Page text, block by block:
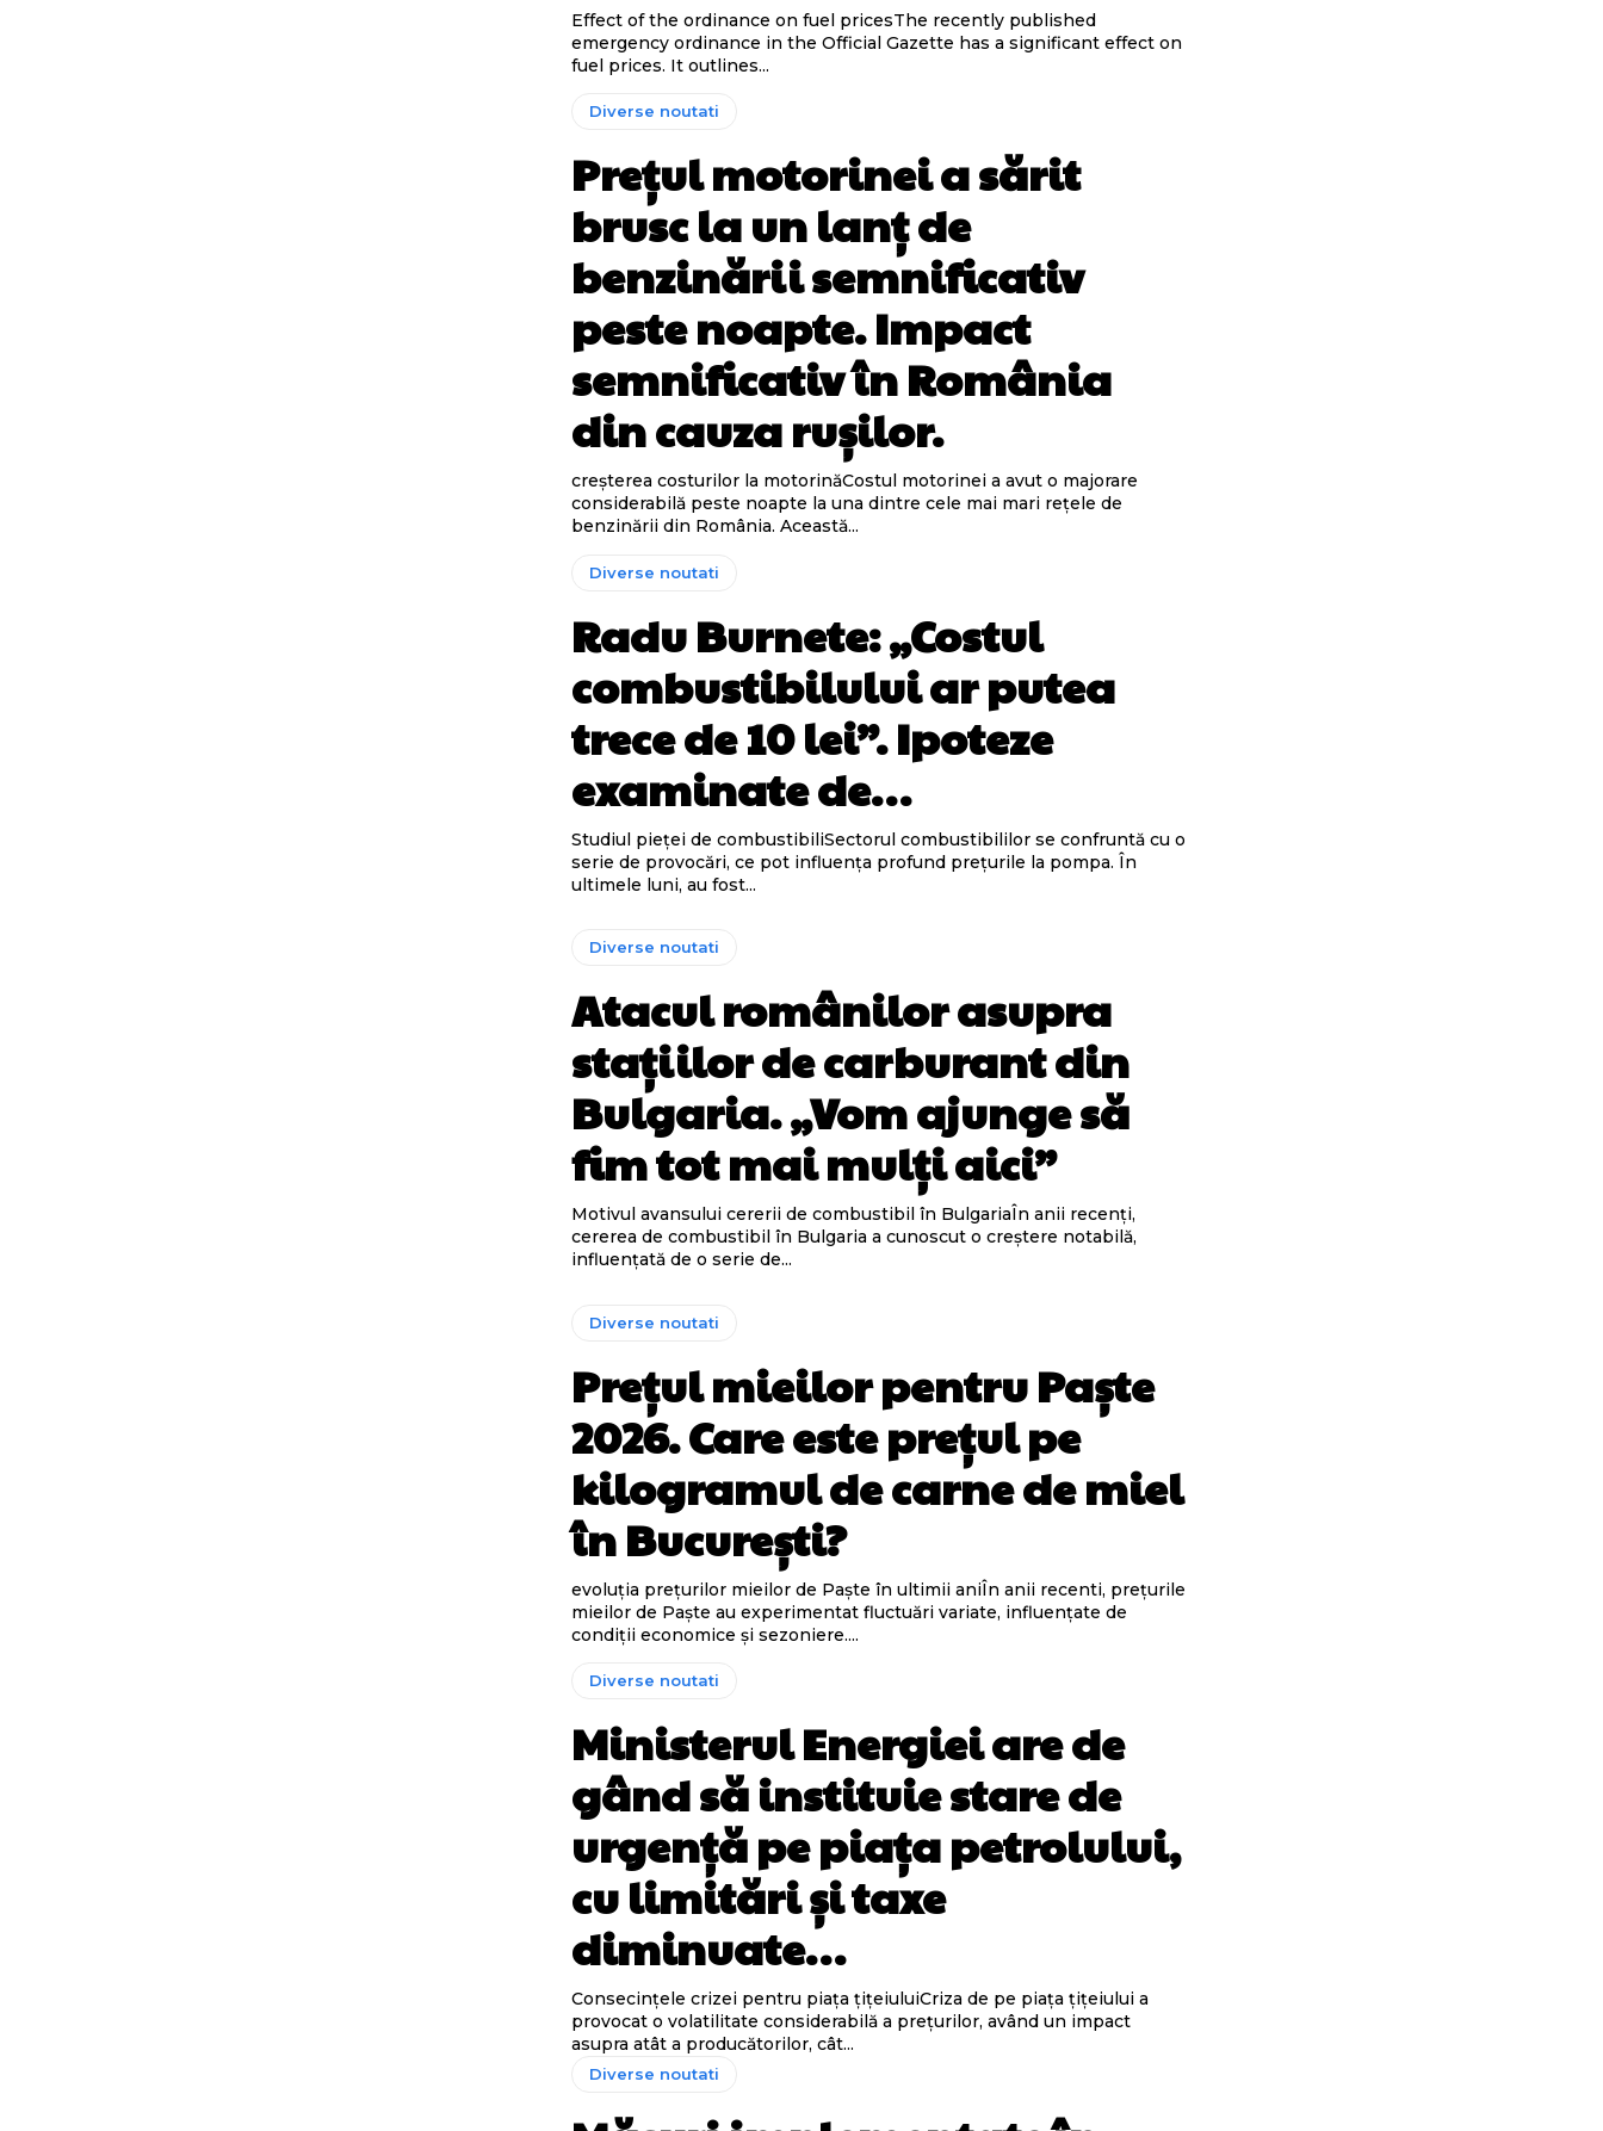
Effect of the ordinance on fuel pricesThe recently published
emergency ordinance in the Official Gazette has a significant effect on
fuel prices. It outlines...
Diverse noutati
Prețul motorinei a sărit
brusc la un lanț de
benzinării semnificativ
peste noapte. Impact
semnificativ în România
din cauza rușilor.
creșterea costurilor la motorinăCostul motorinei a avut o majorare
considerabilă peste noapte la una dintre cele mai mari rețele de
benzinării din România. Această...
Diverse noutati
Radu Burnete: „Costul
combustibilului ar putea
trece de 10 lei”. Ipoteze
examinate de…
Studiul pieței de combustibiliSectorul combustibililor se confruntă cu o
serie de provocări, ce pot influența profund prețurile la pompa. În
ultimele luni, au fost...
Diverse noutati
Atacul românilor asupra
stațiilor de carburant din
Bulgaria. „Vom ajunge să
fim tot mai mulți aici”
Motivul avansului cererii de combustibil în BulgariaÎn anii recenți,
cererea de combustibil în Bulgaria a cunoscut o creștere notabilă,
influențată de o serie de...
Diverse noutati
Prețul mieilor pentru Paște
2026. Care este prețul pe
kilogramul de carne de miel
în București?
evoluția prețurilor mieilor de Paște în ultimii aniÎn anii recenti, prețurile
mieilor de Paște au experimentat fluctuări variate, influențate de
condiții economice și sezoniere....
Diverse noutati
Ministerul Energiei are de
gând să instituie stare de
urgență pe piața petrolului,
cu limitări și taxe
diminuate…
Consecințele crizei pentru piața țițeiuluiCriza de pe piața țițeiului a
provocat o volatilitate considerabilă a prețurilor, având un impact
asupra atât a producătorilor, cât...
Diverse noutati